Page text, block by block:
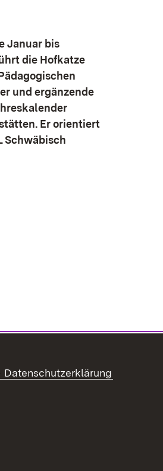
Januar bis
die Hofkatze
und ergänzende
Er orientiert
Schwäbisch
Datenschutzerklärung